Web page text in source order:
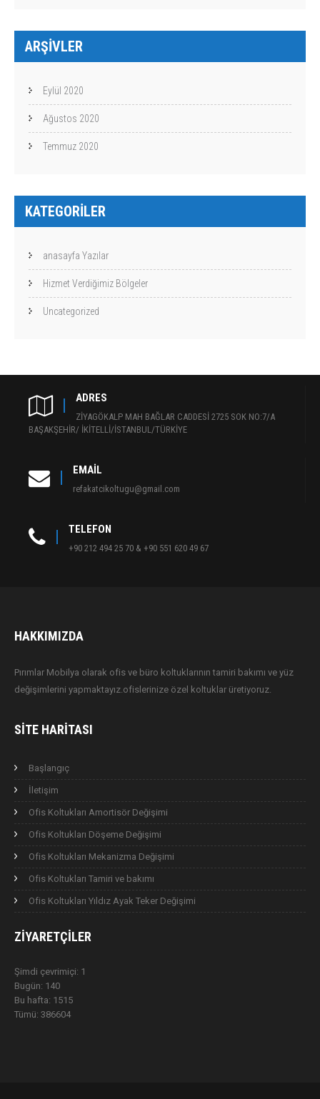
ARŞIVLER
Eylül 2020
Ağustos 2020
Temmuz 2020
KATEGORILER
anasayfa Yazılar
Hizmet Verdiğimiz Bölgeler
Uncategorized
ADRES
ZİYAGÖKALP MAH BAĞLAR CADDESİ 2725 SOK NO:7/A
BAŞAKŞEHİR/ İKİTELLİ/İSTANBUL/TÜRKİYE
EMAIL
refakatcikoltugu@gmail.com
TELEFON
+90 212 494 25 70 & +90 551 620 49 67
HAKKIMIZDA
Pırımlar Mobilya olarak ofis ve büro koltuklarının tamiri bakımı ve yüz
değişimlerini yapmaktayız.ofislerinize özel koltuklar üretiyoruz.
SITE HARITASI
Başlangıç
İletişim
Ofis Koltukları Amortisör Değişimi
Ofis Koltukları Döşeme Değişimi
Ofis Koltukları Mekanizma Değişimi
Ofis Koltukları Tamiri ve bakımı
Ofis Koltukları Yıldız Ayak Teker Değişimi
ZIYARETÇILER
Şimdi çevrimiçi: 1
Bugün: 140
Bu hafta: 1515
Tümü: 386604